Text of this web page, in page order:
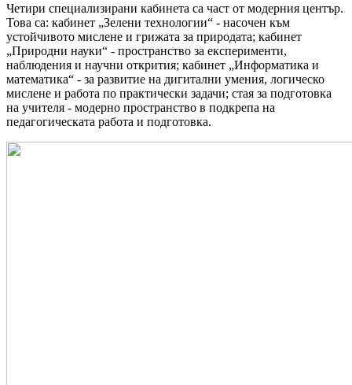
Четири специализирани кабинета са част от модерния център.
Това са: кабинет „Зелени технологии“ - насочен към
устойчивото мислене и грижата за природата; кабинет
„Природни науки“ - пространство за експерименти,
наблюдения и научни открития; кабинет „Информатика и
математика“ - за развитие на дигитални умения, логическо
мислене и работа по практически задачи; стая за подготовка
на учителя - модерно пространство в подкрепа на
педагогическата работа и подготовка.